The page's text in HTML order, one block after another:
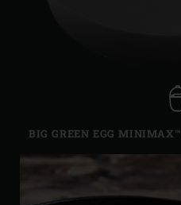
BIG GREEN EGG MINIMAX™